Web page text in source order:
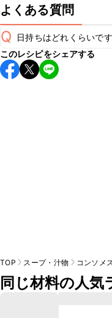
よくある質問
Q 日持ちはどれくらいで
保存期間は冷蔵で翌日
し上がりください。
このレシピをシェアする
TOP スープ・汁物 コンソメ
同じ材料の人気